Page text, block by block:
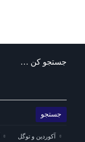
جستجو کن …
آکوردین و توگل